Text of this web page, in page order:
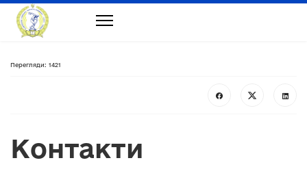
Перегляди: 1421
Контакти